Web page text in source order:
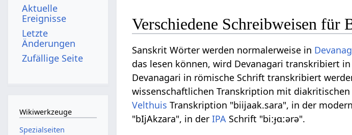
Verschiedene Schreibweisen für
Sanskrit Wörter werden normalerweise in
das lesen können, wird Devanagari transkribiert
Devanagari in römische Schrift transkribiert
wissenschaftlichen Transkription mit
Velthuis Transkription "biijaak.sara", in der
"bIjAkzara", in derIPA Schrift "biːɟɑːərə".
Aktuelle
Ereignisse
Letzte
Änderungen
Zufällige Seite
Wikiwerkzeuge
Spezialseiten